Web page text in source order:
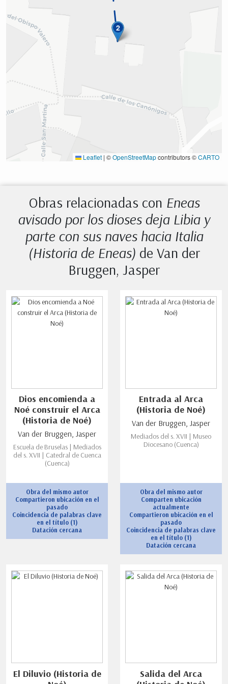
2
Leaflet | ©OpenStreetMapcontributors ©CARTO
Obras relacionadas con Eneas
avisado por los dioses deja Libia y
parte con sus naves hacia Italia
(Historia de Eneas) de Van der
Bruggen, Jasper
Dios encomienda a
Noé construir el Arca
(Historia de Noé)
Van der Bruggen, Jasper
Escuela de Bruselas | Mediados
del s. XVII | Catedral de Cuenca
(Cuenca)
Obra del mismo autor
Compartieron ubicación en el
pasado
Coincidencia de palabras clave
en el título (1)
Datación cercana
Entrada al Arca
(Historia de Noé)
Van der Bruggen, Jasper
Mediados del s. XVII | Museo
Diocesano (Cuenca)
Obra del mismo autor
Comparten ubicación
actualmente
Compartieron ubicación en el
pasado
Coincidencia de palabras clave
en el título (1)
Datación cercana
El Diluvio (Historia de
Salida del Arca